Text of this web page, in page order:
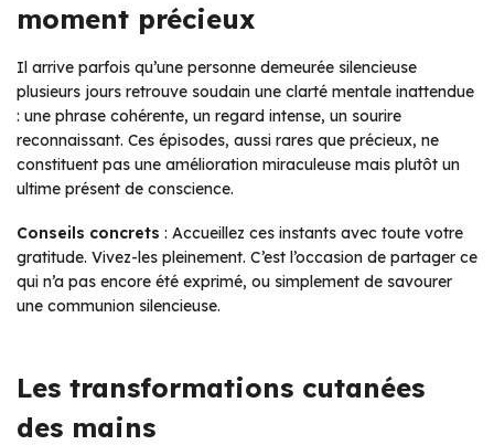
moment précieux
Il arrive parfois qu’une personne demeurée silencieuse
plusieurs jours retrouve soudain une clarté mentale inattendue
: une phrase cohérente, un regard intense, un sourire
reconnaissant. Ces épisodes, aussi rares que précieux, ne
constituent pas une amélioration miraculeuse mais plutôt un
ultime présent de conscience.
Conseils concrets : Accueillez ces instants avec toute votre
gratitude. Vivez-les pleinement. C’est l’occasion de partager ce
qui n’a pas encore été exprimé, ou simplement de savourer
une communion silencieuse.
Les transformations cutanées
des mains